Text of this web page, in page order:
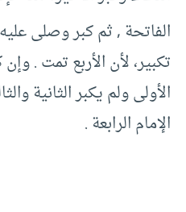
الفاتحة , ثم كبر وصلى عليه
تكبير، لأن الأربع تمت . وإن
الأولى ولم يكبر الثانية
الإمام الرابعة .